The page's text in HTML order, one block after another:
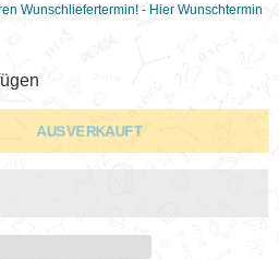
Wunschliefertermin! - Hier Wunschtermin
AUSVERKAUFT